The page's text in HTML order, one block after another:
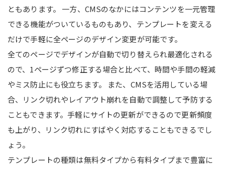
ともあります。 一方、CMSのなかにはコンテンツを一元管理
できる機能がついているものもあり、テンプレートを変える
だけで手軽に全ページのデザイン変更が可能です。
全てのページでデザインが自動で切り替えられ最適化される
ので、1ページずつ修正する場合と比べて、時間や手間の軽減
やミス防止にも役立ちます。 また、CMSを活用している場
合、リンク切れやレイアウト崩れを自動で調整して予防する
こともできます。手軽にサイトの更新ができるので更新頻度
も上がり、リンク切れにすばやく対応することもできるでし
ょう。
テンプレートの種類は無料タイプから有料タイプまで豊富に